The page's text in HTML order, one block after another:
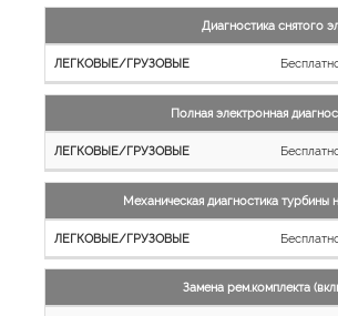
и
Грузовые
автомобили
Диагностика снятого
Полная электронная
Механическая диагностика турбины
Замена рем.комплекта